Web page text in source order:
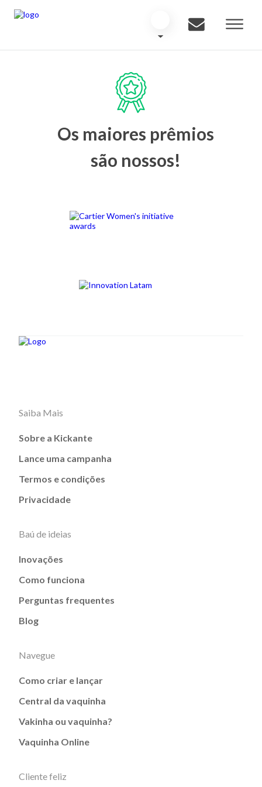
Os maiores prêmios
são nossos!
Saiba Mais
Sobre a Kickante
Lance uma campanha
Termos e condições
Privacidade
Baú de ideias
Inovações
Como funciona
Perguntas frequentes
Blog
Navegue
Como criar e lançar
Central da vaquinha
Vakinha ou vaquinha?
Vaquinha Online
Cliente feliz